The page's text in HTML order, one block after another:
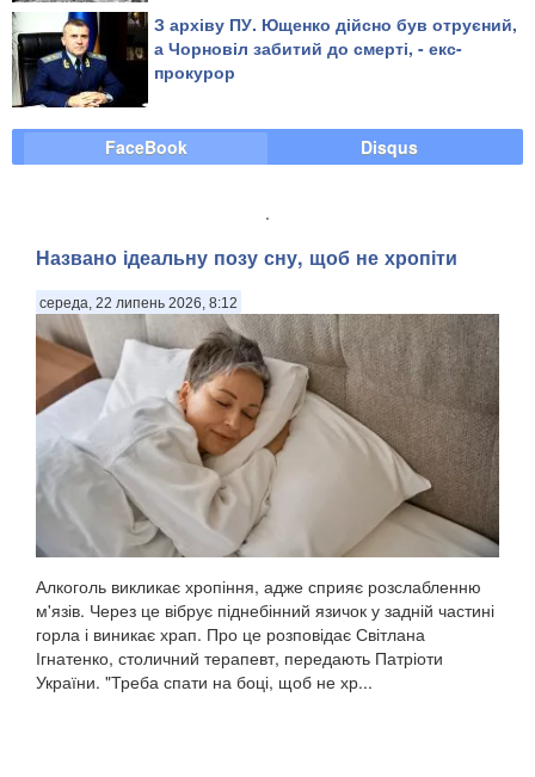
З архіву ПУ. Ющенко дійсно був отруєний,
а Чорновіл забитий до смерті, - екс-
прокурор
FaceBook Disqus
.
Названо ідеальну позу сну, щоб не хропіти
середа, 22 липень 2026, 8:12
Алкоголь викликає хропіння, адже сприяє розслабленню
м'язів. Через це вібрує піднебінний язичок у задній частині
горла і виникає храп. Про це розповідає Світлана
Ігнатенко, столичний терапевт, передають Патріоти
України. "Треба спати на боці, щоб не хр...